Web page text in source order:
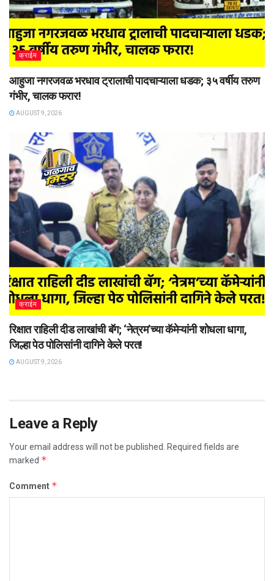
क्राईम
आहुजा नगरजवळ भरधाव ट्रालाची पादचाऱ्याला धडक; ३५ वर्षीय तरुण
गंभीर, चालक फरार!
AUGUST 9, 2026
क्राईम
रिक्षात राहिली दीड लाखांची बॅग; ‘नेत्रम’च्या कॅमेऱ्यांनी शोधला धागा,
जिल्हा पेठ पोलिसांनी दागिने केले परत!
AUGUST 9, 2026
Leave a Reply
Your email address will not be published.
Required fields are
marked *
Comment *